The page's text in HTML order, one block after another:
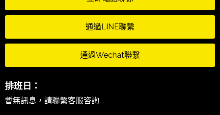
通過LINE聯繫
通過Wechat聯繫
排班日：
暫無訊息，請聯繫客服咨詢